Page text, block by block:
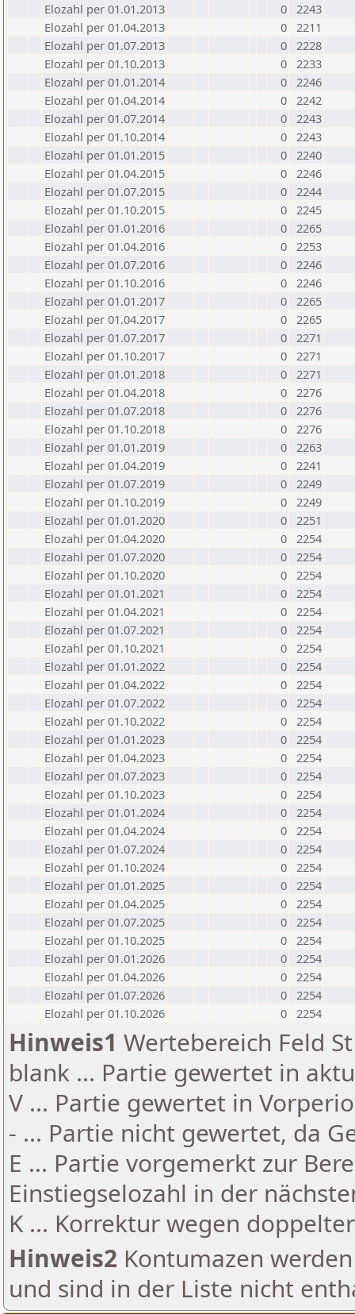
Elozahl per 01.01.2013
0 2243
Elozahl per 01.04.2013
0 2211
Elozahl per 01.07.2013
0 2228
Elozahl per 01.10.2013
0 2233
Elozahl per 01.01.2014
0 2246
Elozahl per 01.04.2014
0 2242
Elozahl per 01.07.2014
0 2243
Elozahl per 01.10.2014
0 2243
Elozahl per 01.01.2015
0 2240
Elozahl per 01.04.2015
0 2246
Elozahl per 01.07.2015
0 2244
Elozahl per 01.10.2015
0 2245
Elozahl per 01.01.2016
0 2265
Elozahl per 01.04.2016
0 2253
Elozahl per 01.07.2016
0 2246
Elozahl per 01.10.2016
0 2246
Elozahl per 01.01.2017
0 2265
Elozahl per 01.04.2017
0 2265
Elozahl per 01.07.2017
0 2271
Elozahl per 01.10.2017
0 2271
Elozahl per 01.01.2018
0 2271
Elozahl per 01.04.2018
0 2276
Elozahl per 01.07.2018
0 2276
Elozahl per 01.10.2018
0 2276
Elozahl per 01.01.2019
0 2263
Elozahl per 01.04.2019
0 2241
Elozahl per 01.07.2019
0 2249
Elozahl per 01.10.2019
0 2249
Elozahl per 01.01.2020
0 2251
Elozahl per 01.04.2020
0 2254
Elozahl per 01.07.2020
0 2254
Elozahl per 01.10.2020
0 2254
Elozahl per 01.01.2021
0 2254
Elozahl per 01.04.2021
0 2254
Elozahl per 01.07.2021
0 2254
Elozahl per 01.10.2021
0 2254
Elozahl per 01.01.2022
0 2254
Elozahl per 01.04.2022
0 2254
Elozahl per 01.07.2022
0 2254
Elozahl per 01.10.2022
0 2254
Elozahl per 01.01.2023
0 2254
Elozahl per 01.04.2023
0 2254
Elozahl per 01.07.2023
0 2254
Elozahl per 01.10.2023
0 2254
Elozahl per 01.01.2024
0 2254
Elozahl per 01.04.2024
0 2254
Elozahl per 01.07.2024
0 2254
Elozahl per 01.10.2024
0 2254
Elozahl per 01.01.2025
0 2254
Elozahl per 01.04.2025
0 2254
Elozahl per 01.07.2025
0 2254
Elozahl per 01.10.2025
0 2254
Elozahl per 01.01.2026
0 2254
Elozahl per 01.04.2026
0 2254
Elozahl per 01.07.2026
0 2254
Elozahl per 01.10.2026
0 2254
Hinweis1 Wertebereich Feld
blank ... Partie gewertet in
V ... Partie gewertet in
- ... Partie nicht gewertet, da
E ... Partie vorgemerkt zur
Einstiegselozahl in der
K ... Korrektur wegen
Hinweis2 Kontumazen
und sind in der Liste nicht